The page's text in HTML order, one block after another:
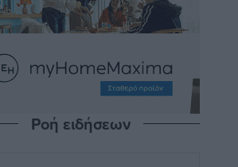
Ροή ειδήσεων